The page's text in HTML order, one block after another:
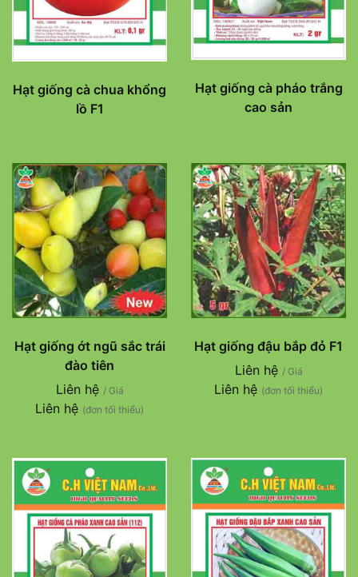
Hạt giống cà chua khổng
lồ F1
Hạt giống cà pháo trắng
cao sản
Hạt giống ớt ngũ sắc trái
đào tiên
Liên hệ / Giá
Liên hệ (đơn tối thiểu)
Hạt giống đậu bắp đỏ F1
Liên hệ / Giá
Liên hệ (đơn tối thiểu)